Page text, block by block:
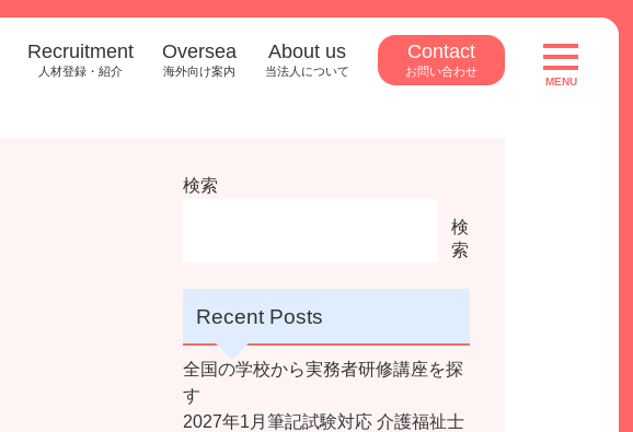
Recruitment
人材登録・紹介
Oversea
海外向け案内
About us
当法人について
Contact
お問い合わせ
toggle
MENU
検索
検
索
Recent Posts
全国の学校から実務者研修講座を探
す
2027年1月筆記試験対応 介護福祉士